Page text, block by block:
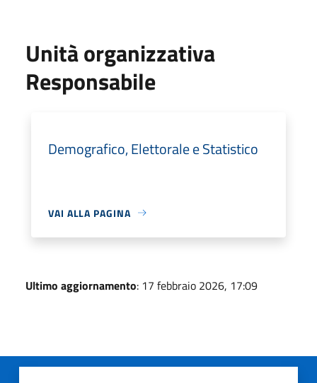
Unità organizzativa
Responsabile
Demografico, Elettorale e Statistico
VAI ALLA PAGINA
Ultimo aggiornamento: 17 febbraio 2026, 17:09